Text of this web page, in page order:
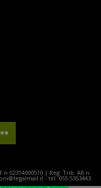
| Reg. Trib. AR n.
- tel. 055.5353443